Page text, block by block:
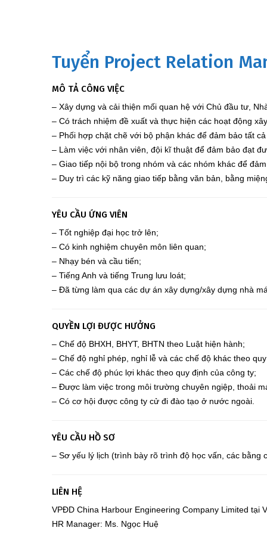
Tuyển Project Relation
MÔ TẢ CÔNG VIỆC
– Xây dựng và cải thiện mối quan hệ với Chủ đầu tư,
– Có trách nhiệm đề xuất và thực hiện các hoạt động
– Phối hợp chặt chẽ với bộ phận khác để đảm bảo tất
– Làm việc với nhân viên, đội kĩ thuật để đảm bảo đạt
– Giao tiếp nội bộ trong nhóm và các nhóm khác để
– Duy trì các kỹ năng giao tiếp bằng văn bản, bằng
YÊU CẦU ỨNG VIÊN
– Tốt nghiệp đại học trở lên;
– Có kinh nghiệm chuyên môn liên quan;
– Nhạy bén và cầu tiến;
– Tiếng Anh và tiếng Trung lưu loát;
– Đã từng làm qua các dự án xây dựng/xây dựng nhà
QUYỀN LỢI ĐƯỢC HƯỞNG
– Chế độ BHXH, BHYT, BHTN theo Luật hiện hành;
– Chế độ nghỉ phép, nghỉ lễ và các chế độ khác theo
– Các chế độ phúc lợi khác theo quy định của công ty;
– Được làm việc trong môi trường chuyên ngiệp, thoải
– Có cơ hội được công ty cử đi đào tạo ở nước ngoài.
YÊU CẦU HỒ SƠ
– Sơ yếu lý lịch (trình bày rõ trình độ học vấn, các bằng
LIÊN HỆ
VPĐD China Harbour Engineering Company Limited tại
HR Manager: Ms. Ngọc Huệ